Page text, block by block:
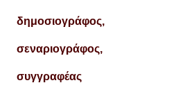
δημοσιογράφος,
σεναριογράφος,
συγγραφέας